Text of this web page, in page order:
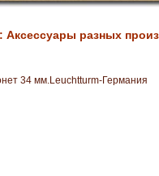
Аксессуары разных
34 мм.Leuchtturm-Германия